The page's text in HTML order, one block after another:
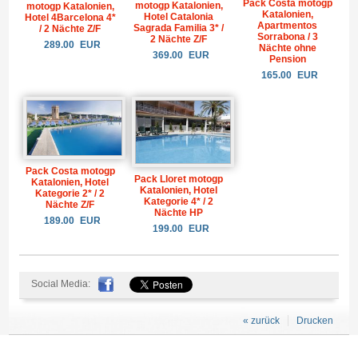
motogp Katalonien,
Hotel 4Barcelona 4*
/ 2 Nächte Z/F
289.00 EUR
motogp Katalonien,
Hotel Catalonia
Sagrada Familia 3* /
2 Nächte Z/F
369.00
EUR
Pack Costa motogp
Katalonien,
Apartmentos
Sorrabona / 3
Nächte ohne
Pension
165.00 EUR
Pack Costa motogp
Katalonien, Hotel
Kategorie 2* / 2
Nächte Z/F
189.00
EUR
Pack Lloret motogp
Katalonien, Hotel
Kategorie 4* / 2
Nächte HP
199.00
EUR
Social Media:
Drucken
« zurück